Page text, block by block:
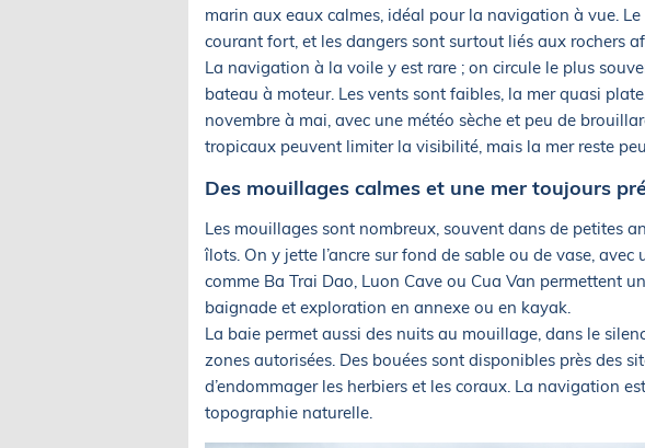
marin aux eaux calmes, idéal pour la navigation à vue.
courant fort, et les dangers sont surtout liés aux rochers
La navigation à la voile y est rare ; on circule le plus
bateau à moteur. Les vents sont faibles, la mer quasi
novembre à mai, avec une météo sèche et peu de
tropicaux peuvent limiter la visibilité, mais la mer reste
Des mouillages calmes et une mer toujours
Les mouillages sont nombreux, souvent dans de petites
îlots. On y jette l’ancre sur fond de sable ou de vase,
comme Ba Trai Dao, Luon Cave ou Cua Van permettent
baignade et exploration en annexe ou en kayak.
La baie permet aussi des nuits au mouillage, dans le
zones autorisées. Des bouées sont disponibles près des
d’endommager les herbiers et les coraux. La navigation
topographie naturelle.